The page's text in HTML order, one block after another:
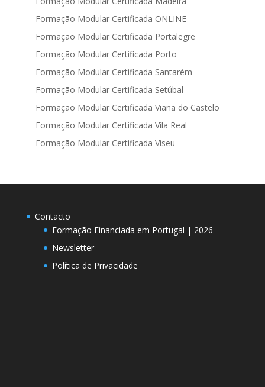
Formação Modular Certificada ONLINE
Formação Modular Certificada Portalegre
Formação Modular Certificada Porto
Formação Modular Certificada Santarém
Formação Modular Certificada Setúbal
Formação Modular Certificada Viana do Castelo
Formação Modular Certificada Vila Real
Formação Modular Certificada Viseu
Contacto
Formação Financiada em Portugal | 2026
Newsletter
Política de Privacidade